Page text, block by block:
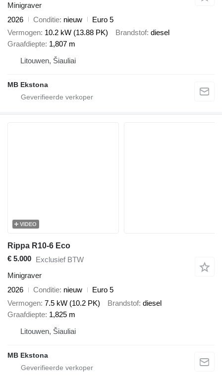
Minigraver
2026
Conditie nieuw
Euro 5
Vermogen 10.2 kW (13.88 PK) Brandstof diesel
Graafdiepte 1,807 m
Litouwen, Šiauliai
MB Ekstona
VIDEO
Rippa R10-6 Eco
€ 5.000 Exclusief BTW
Minigraver
2026
Conditie nieuw
Euro 5
Vermogen 7.5 kW (10.2 PK) Brandstof diesel
Graafdiepte 1,825 m
Litouwen, Šiauliai
MB Ekstona